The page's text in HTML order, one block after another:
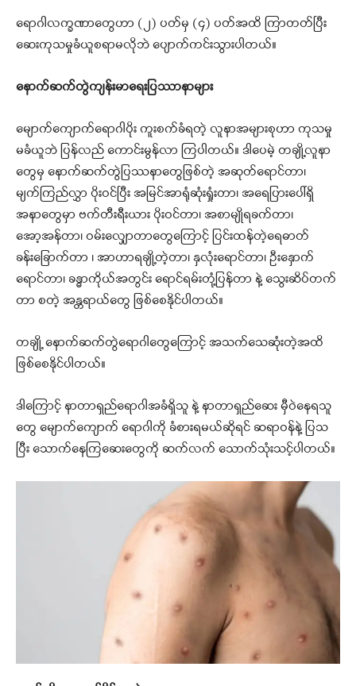
ရောဂါလက္ခဏာတွေဟာ (၂) ပတ်မှ (၄) ပတ်အထိ ကြာတတ်ပြီး
ဆေးကုသမှုခံယူစရာမလိုဘဲ ပျောက်ကင်းသွားပါတယ်။
နောက်ဆက်တွဲကျန်းမာရေးပြဿာနာများ
မျောက်ကျောက်ရောဂါပိုး ကူးစက်ခံရတဲ့ လူနာအများစုဟာ ကုသမှု
မခံယူဘဲ ပြန်လည် ကောင်းမွန်လာ ကြပါတယ်။ ဒါပေမဲ့ တချို့လူနာ
တွေမှ နောက်ဆက်တွဲပြဿနာတွေဖြစ်တဲ့ အဆုတ်ရောင်တာ၊
မျက်ကြည်လွှာ ပိုးဝင်ပြီး အမြင်အာရုံဆုံးရှုံးတာ၊ အရေပြားပေါ်ရှိ
အနာတွေမှာ ဗက်တီးရီးယား ပိုးဝင်တာ၊ အစာမျိုရခက်တာ၊
အော့အန်တာ၊ ဝမ်းလျှောတာတွေကြောင့် ပြင်းထန်တဲ့ရေဓာတ်
ခန်းခြောက်တာ ၊ အာဟာရချို့တဲ့တာ၊ နှလုံးရောင်တာ၊ ဦးနှောက်
ရောင်တာ၊ ခန္ဓာကိုယ်အတွင်း ရောင်ရမ်းတုံ့ပြန်တာ နဲ့ သွေးဆိပ်တက်
တာ စတဲ့ အန္တရာယ်တွေ ဖြစ်စေနိုင်ပါတယ်။
တချို့ နောက်ဆက်တွဲရောဂါတွေကြောင့် အသက်သေဆုံးတဲ့အထိ
ဖြစ်စေနိုင်ပါတယ်။
ဒါကြောင့် နာတာရှည်ရောဂါအခံရှိသူ နဲ့ နာတာရှည်ဆေး မှီဝဲနေရသူ
တွေ မျောက်ကျောက် ရောဂါကို ခံစားရမယ်ဆိုရင် ဆရာဝန်နဲ့ ပြသ
ပြီး သောက်နေကြဆေးတွေကို ဆက်လက် သောက်သုံးသင့်ပါတယ်။